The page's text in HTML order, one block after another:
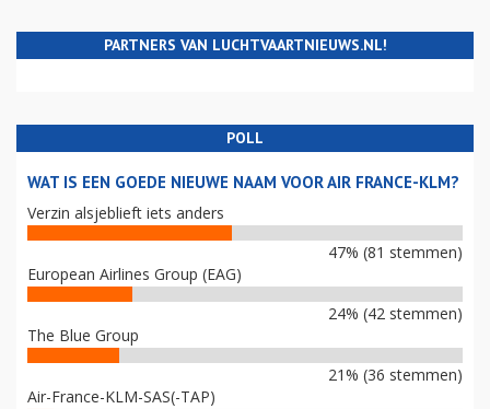
PARTNERS VAN LUCHTVAARTNIEUWS.NL!
POLL
WAT IS EEN GOEDE NIEUWE NAAM VOOR AIR FRANCE-KLM?
Verzin alsjeblieft iets anders
47% (81 stemmen)
European Airlines Group (EAG)
24% (42 stemmen)
The Blue Group
21% (36 stemmen)
Air-France-KLM-SAS(-TAP)